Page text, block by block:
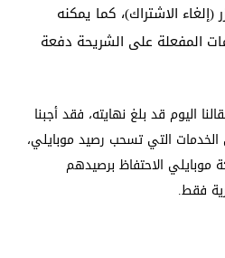
(إلغاء الاشتراك)، كما يمكنه
المفعلة على الشريحة دفعة
اليوم قد بلغ نهايته، فقد أجبنا
التي تسحب رصيد موبايلي،
الاحتفاظ برصيدهم
فقط.